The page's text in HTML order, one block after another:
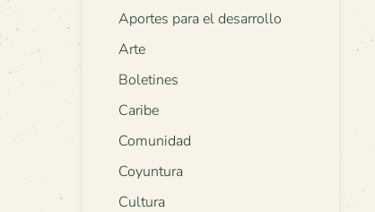
Aportes para el desarrollo
Arte
Boletines
Caribe
Comunidad
Coyuntura
Cultura